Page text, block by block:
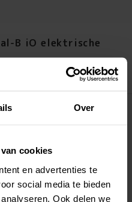
Over
cookies
en advertenties te
social media te bieden
Ook delen we
B iO elektrische
of Postnord
in Zweden